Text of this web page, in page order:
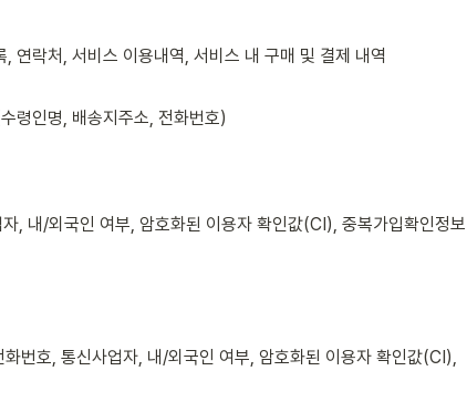
연락처, 서비스 이용내역, 서비스 내 구매 및 결제 내역
령인명, 배송지주소, 전화번호)
, 내/외국인 여부, 암호화된 이용자 확인값(CI), 중복가입확인정보
번호, 통신사업자, 내/외국인 여부, 암호화된 이용자 확인값(CI),